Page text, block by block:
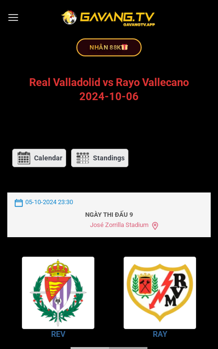
NHÂN 88K
Real Valladolid vs Rayo Vallecano
2024-10-06
Calendar Standings
05-10-2024 23:30
NGÀY THI ĐẤU 9
José Zorrilla Stadium
REV RAY